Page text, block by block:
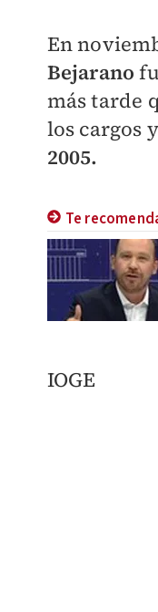
En
Bejarano
más tarde
los cargos
2005.
Te
IOGE